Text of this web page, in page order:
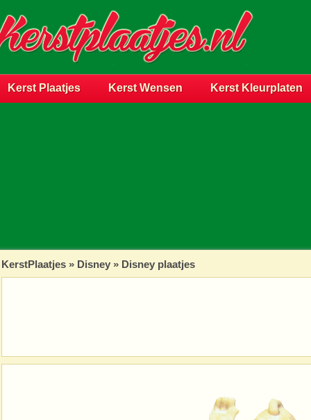
Kerst Plaatjes Kerst Wensen Kerst Kleurplaten
KerstPlaatjes » Disney » Disney plaatjes